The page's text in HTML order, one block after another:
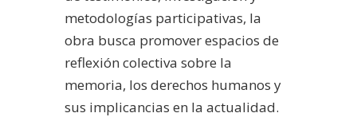
metodologías participativas, la
obra busca promover espacios de
reflexión colectiva sobre la
memoria, los derechos humanos y
sus implicancias en la actualidad.